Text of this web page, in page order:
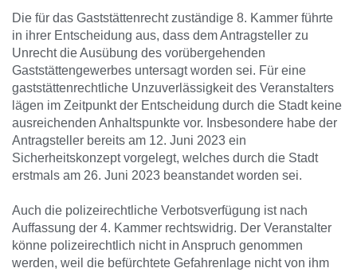
Die für das Gaststättenrecht zuständige 8. Kammer führte
in ihrer Entscheidung aus, dass dem Antragsteller zu
Unrecht die Ausübung des vorübergehenden
Gaststättengewerbes untersagt worden sei. Für eine
gaststättenrechtliche Unzuverlässigkeit des Veranstalters
lägen im Zeitpunkt der Entscheidung durch die Stadt keine
ausreichenden Anhaltspunkte vor. Insbesondere habe der
Antragsteller bereits am 12. Juni 2023 ein
Sicherheitskonzept vorgelegt, welches durch die Stadt
erstmals am 26. Juni 2023 beanstandet worden sei.
Auch die polizeirechtliche Verbotsverfügung ist nach
Auffassung der 4. Kammer rechtswidrig. Der Veranstalter
könne polizeirechtlich nicht in Anspruch genommen
werden, weil die befürchtete Gefahrenlage nicht von ihm